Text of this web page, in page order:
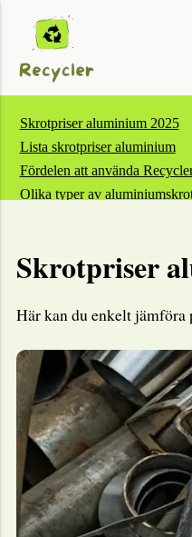
Skrotpriser aluminium 2025
Lista skrotpriser aluminium
Fördelen att använda
Olika typer av
Skrotpriser
Här kan du enkelt